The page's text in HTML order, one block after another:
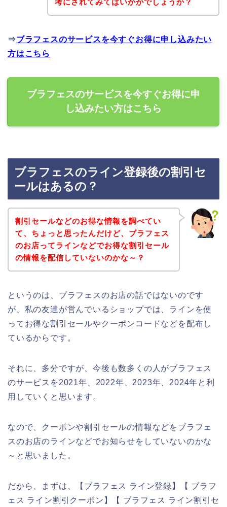
考にされてみてはいかがでしょうか？
⇒ブラフェスのサービスを今すぐお得に申し込みたい
方はこちら
ブラフェスのサービスを今すぐお得に申
し込みたい方はこちら
ブラフェスのライン登録後の割引セ
ールはあるの？
割引セールなどのお得な情報を調べてい
て、ちょっと思ったんだけど、ブラフェス
のお店ってラインなどでお得な割引セール
の情報を配信していないのかな～？
というのは、ブラフェスのお店の話ではないのです
が、私の友達が営んでいるショップでは、ラインを使
ってお得な割引セールやクーポンコードなどを配布し
ているからです。
それに、多分ですが、今後も数多くの人がブラフェス
のサービスを2021年、2022年、2023年、2024年と利
用していくと思います。
なので、クーポンや割引セールの情報などをブラフェ
スのお店のラインなどでお知らせをしていないのかな
～と思いました。
だから、まずは、【ブラフェス ライン登録】【 ブラフ
ェス ライン割引クーポン】【 ブラフェス ライン割引セ